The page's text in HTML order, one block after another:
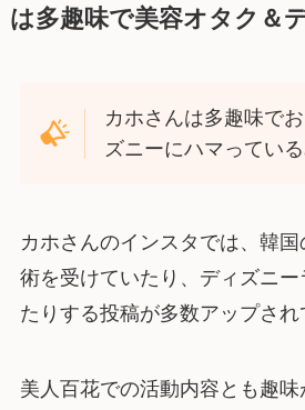
は多趣味で美容オタク＆
カホさんは多趣味で
ズニーにハマっている
カホさんのインスタでは、韓
術を受けていたり、ディズニ
たりする投稿が多数アップされ
美人百花での活動内容とも趣味